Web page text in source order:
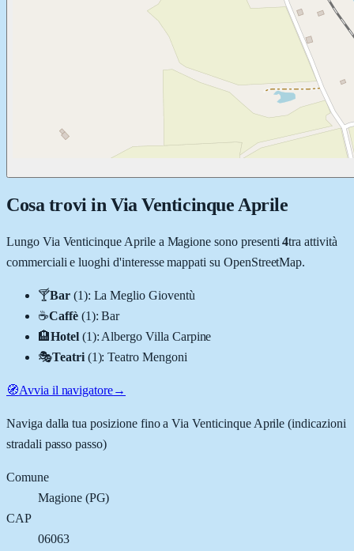
Cosa trovi in Via Venticinque Aprile
Lungo Via Venticinque Aprilea Magione sono presenti 4tra attività
commerciali e luoghi d'interesse mappati su OpenStreetMap.
🍸Bar (1): La Meglio Gioventù
☕Caffè (1):Bar
🏨Hotel (1): Albergo Villa Carpine
🎭Teatri (1):Teatro Mengoni
🧭Avvia il navigatore→
Naviga dalla tua posizione fino aVia Venticinque Aprile (indicazioni
stradali passo passo)
Comune
Magione(PG)
CAP
06063